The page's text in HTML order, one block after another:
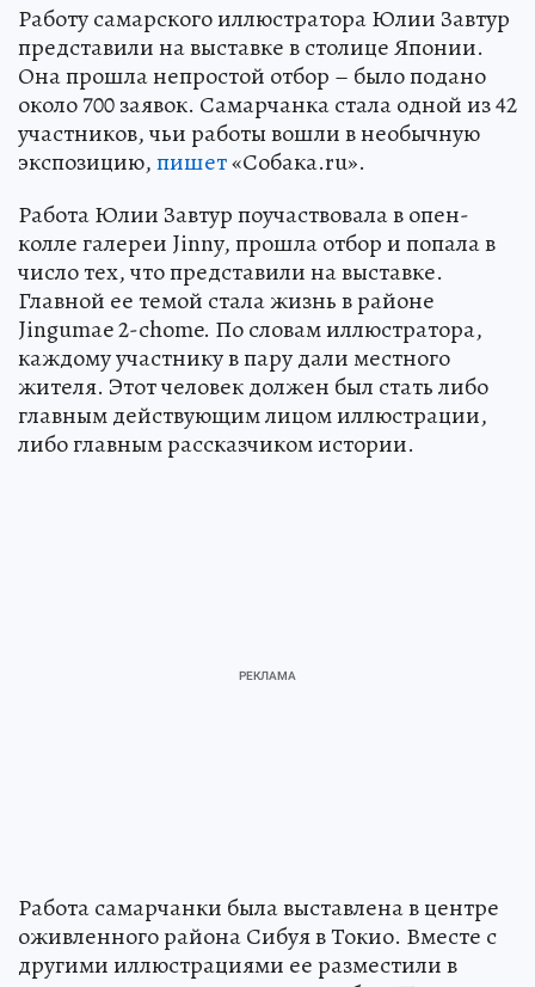
Работу самарского иллюстратора Юлии Завтур
представили на выставке в столице Японии.
Она прошла непростой отбор – было подано
около 700 заявок. Самарчанка стала одной из 42
участников, чьи работы вошли в необычную
экспозицию,пишет«Собака.ru».
Работа Юлии Завтур поучаствовала в опен-
колле галереи Jinny, прошла отбор и попала в
число тех, что представили на выставке.
Главной ее темой стала жизнь в районе
Jingumae 2-chome. По словам иллюстратора,
каждому участнику в пару дали местного
жителя. Этот человек должен был стать либо
главным действующим лицом иллюстрации,
либо главным рассказчиком истории.
Работа самарчанки была выставлена в центре
оживленного района Сибуя в Токио. Вместе с
другими иллюстрациями ее разместили в